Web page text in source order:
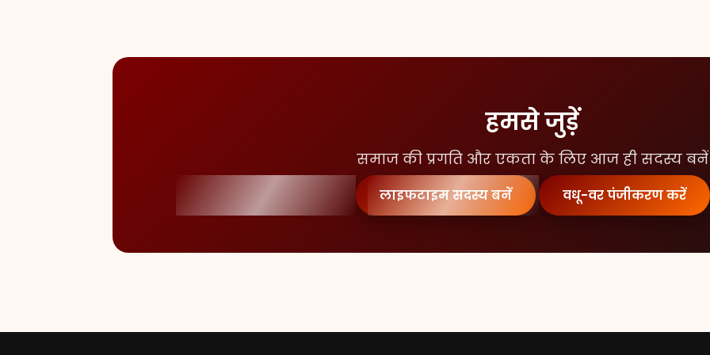
हमसे जुड़ें
समाज की प्रगति और एकता के लिए आज ही सदस्य बनें
लाइफटाइम सदस्य बनें वधू-वर पंजीकरण करें